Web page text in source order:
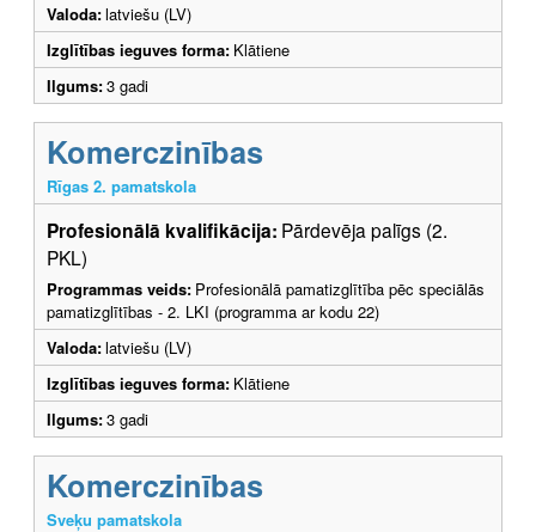
Valoda:latviešu (LV)
Izglītības ieguves forma: Klātiene
Ilgums:3 gadi
Komerczinības
Rīgas 2. pamatskola
Profesionālā kvalifikācija: Pārdevēja palīgs (2.
PKL)
Programmas veids: Profesionālā pamatizglītība pēc speciālās
pamatizglītības - 2. LKI (programma ar kodu 22)
Valoda:latviešu (LV)
Izglītības ieguves forma: Klātiene
Ilgums:3 gadi
Komerczinības
Sveķu pamatskola